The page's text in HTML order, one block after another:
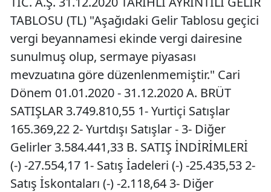
TABLOSU (TL) "Aşağıdaki Gelir Tablosu geçici
vergi beyannamesi ekinde vergi dairesine
sunulmuş olup, sermaye piyasası
mevzuatına göre düzenlenmemiştir." Cari
Dönem 01.01.2020 - 31.12.2020 A. BRÜT
SATIŞLAR 3.749.810,55 1- Yurtiçi Satışlar
165.369,22 2- Yurtdışı Satışlar - 3- Diğer
Gelirler 3.584.441,33 B. SATIŞ İNDİRİMLERİ
(-) -27.554,17 1- Satış İadeleri (-) -25.435,53 2-
Satış İskontaları (-) -2.118,64 3- Diğer